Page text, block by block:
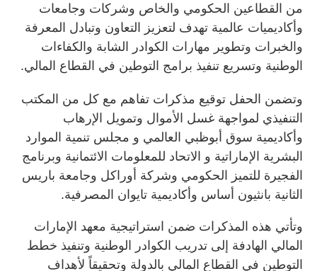
من القطاعين الحكومي والخاص وشركات وجامعات
وأكاديميات عالمية تهدف لتعزيز التعاون وتبادل المعرفة
والخبرات وتطوير مهارات الكوادر الشابة والكفاءات
الوطنية وتسريع تنفيذ برامج التوطين في القطاع المالي.
وتضمن الحفل توقيع مذكرات تفاهم مع كل من المكتب
التنفيذي لمواجهة غسل الأموال وتمويل الإرهاب
وأكاديمية سوق أبوظبي العالمي و مجلس تنمية الموارد
البشرية الإماراتية و الاتحاد للمعلومات الائتمانية وبرنامج
الفجيرة للتميز الحكومي وشركة أوراكل وجامعة باريس
الثانية بانثيون أساس وأكاديمية تايوان المصرفية.
وتأتي هذه المذكرات ضمن استراتيجية معهد الإمارات
المالي الهادفة إلى تدريب الكوادر الوطنية وتنفيذ خطط
التوطين في القطاع المالي بالدولة وتحقيقاً لأهداف